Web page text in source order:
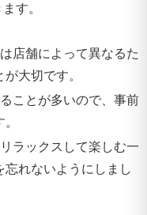
す。
店舗によって異なるた
大切です。
ことが多いので、事前
ラックスして楽しむ一
れないようにしまし